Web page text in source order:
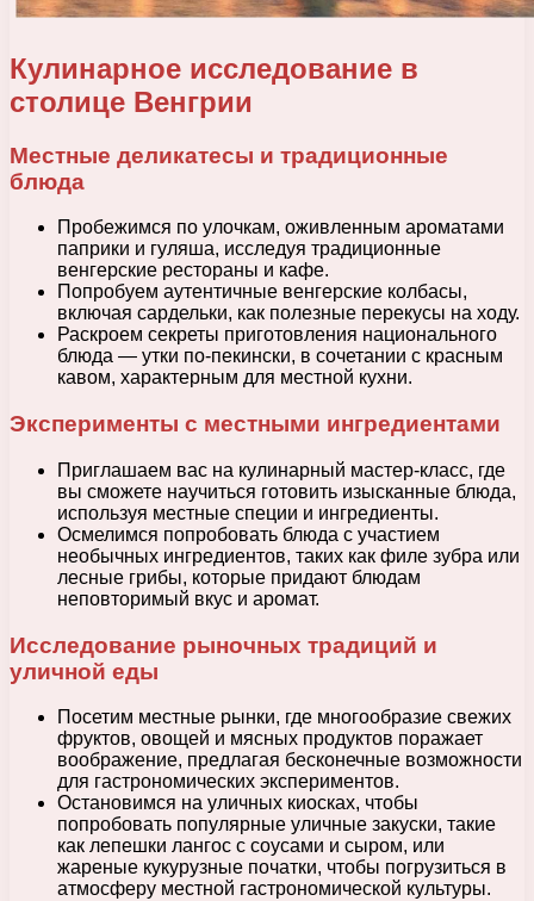
Кулинарное исследование в
столице Венгрии
Местные деликатесы и традиционные
блюда
Пробежимся по улочкам, оживленным ароматами
паприки и гуляша, исследуя традиционные
венгерские рестораны и кафе.
Попробуем аутентичные венгерские колбасы,
включая сардельки, как полезные перекусы на ходу.
Раскроем секреты приготовления национального
блюда — утки по-пекински, в сочетании с красным
кавом, характерным для местной кухни.
Эксперименты с местными ингредиентами
Приглашаем вас на кулинарный мастер-класс, где
вы сможете научиться готовить изысканные блюда,
используя местные специи и ингредиенты.
Осмелимся попробовать блюда с участием
необычных ингредиентов, таких как филе зубра или
лесные грибы, которые придают блюдам
неповторимый вкус и аромат.
Исследование рыночных традиций и
уличной еды
Посетим местные рынки, где многообразие свежих
фруктов, овощей и мясных продуктов поражает
воображение, предлагая бесконечные возможности
для гастрономических экспериментов.
Остановимся на уличных киосках, чтобы
попробовать популярные уличные закуски, такие
как лепешки лангос с соусами и сыром, или
жареные кукурузные початки, чтобы погрузиться в
атмосферу местной гастрономической культуры.